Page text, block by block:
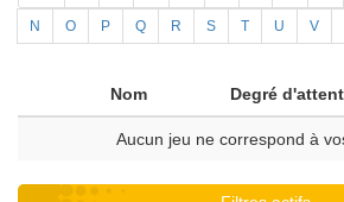
N O P Q R S T U V
Nom Degré
Aucun jeu ne correspond à